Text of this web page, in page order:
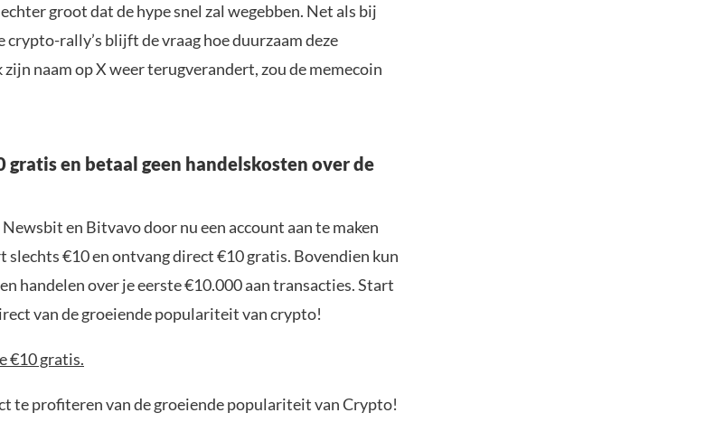
groot dat de hype snel zal wegebben. Net als bij
rally’s blijft de vraag hoe duurzaam deze
naam op X weer terugverandert, zou de memecoin
gratis en betaal geen handelskosten over de
en Bitvavo door nu een account aan te maken
slechts €10 en ontvang direct €10 gratis. Bovendien kun
handelen over je eerste €10.000 aan transacties. Start
van de groeiende populariteit van crypto!
€10 gratis.
te profiteren van de groeiende populariteit van Crypto!